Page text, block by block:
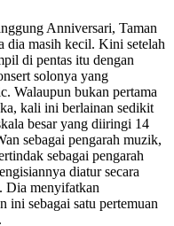
Anniversari, Taman
dia masih kecil. Kini setelah
di pentas itu dengan
solonya yang
Walaupun bukan pertama
kali ini berlainan sedikit
besar yang diiringi 14
sebagai pengarah muzik,
sebagai pengarah
diatur secara
Dia menyifatkan
ini sebagai satu pertemuan